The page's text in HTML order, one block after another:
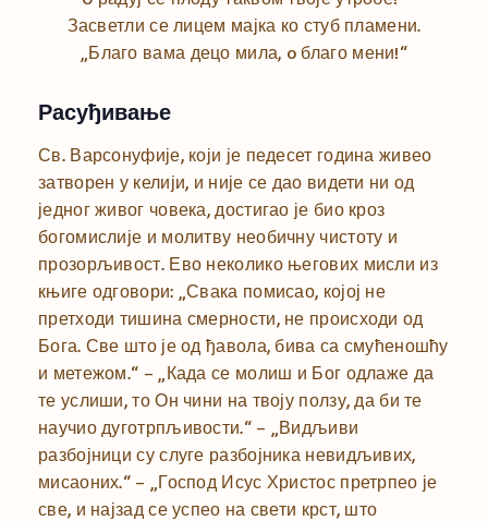
Засветли се лицем мајка ко стуб пламени.
„Благо вама децо мила, o благо мени!“
Расуђивање
Св. Варсонуфије, који је педесет година живео
затворен у келији, и није се дао видети ни од
једног живог човека, достигао је био кроз
богомислије и молитву необичну чистоту и
прозорљивост. Ево неколико његових мисли из
књиге одговори: „Свака помисао, којој не
претходи тишина смерности, не происходи од
Бога. Све што је од ђавола, бива са смућеношћу
и метежом.“ – „Када се молиш и Бог одлаже да
те услиши, то Он чини на твоју ползу, да би те
научио дуготрпљивости.“ – „Видљиви
разбојници су слуге разбојника невидљивих,
мисаоних.“ – „Господ Исус Христос претрпео је
све, и најзад се успео на свети крст, што